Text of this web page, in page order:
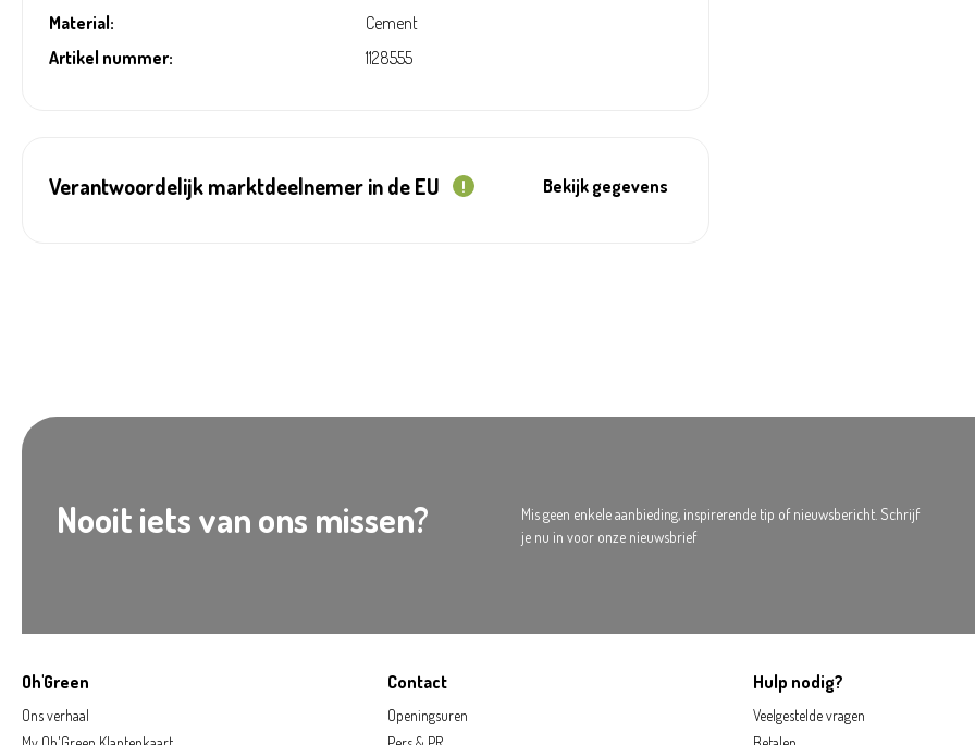
Material:
Cement
Artikel nummer:
1128555
Verantwoordelijk marktdeelnemer in de EU ! Bekijk gegevens
Nooit iets van ons missen?
Mis geen enkele aanbieding, inspirerende tip of nieuwsbericht. Schrijf
je nu in voor onze nieuwsbrief
Oh'Green
Ons verhaal
Contact
Openingsuren
Hulp nodig?
Veelgestelde vragen